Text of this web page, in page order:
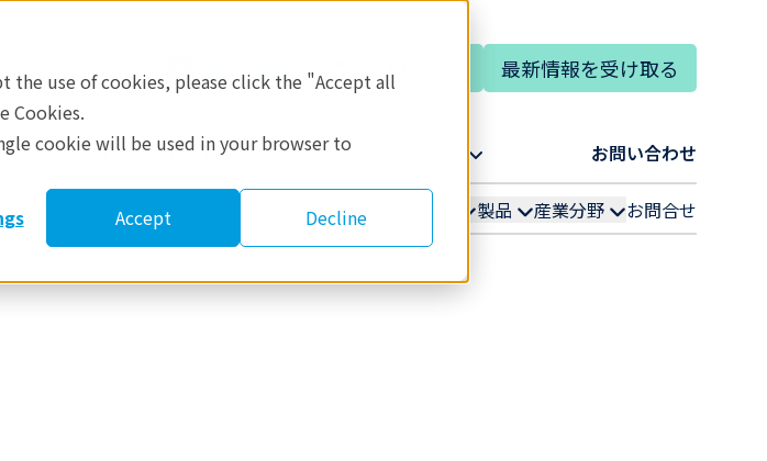
the use of cookies, please click the "Accept all
Cookies.
cookie will be used in your browser to
Accept Decline
日本語 専門家に相談する 最新情報を受け取る
修理・サポート リガクについて​ お問い合わせ​
製品 産業分野 お問合せ